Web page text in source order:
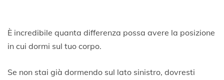
È incredibile quanta differenza possa avere la posizione
in cui dormi sul tuo corpo.
Se non stai già dormendo sul lato sinistro, dovresti